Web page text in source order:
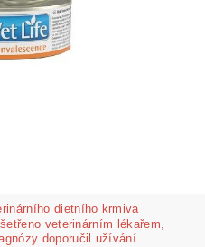
dietního krmiva
veterinárním lékařem,
doporučil užívání